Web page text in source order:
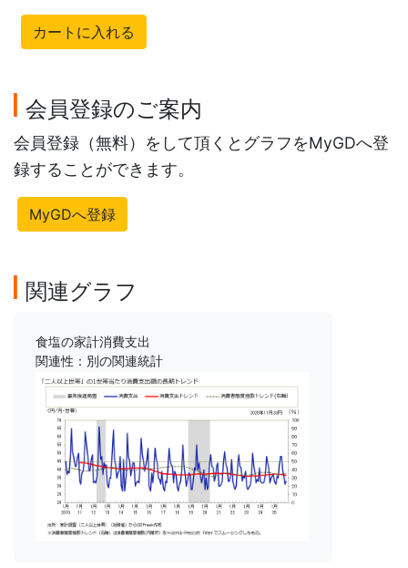
カートに入れる
会員登録のご案内
会員登録（無料）をして頂くとグラフをMyGDへ登
録することができます。
MyGDへ登録
関連グラフ
食塩の家計消費支出
関連性：別の関連統計